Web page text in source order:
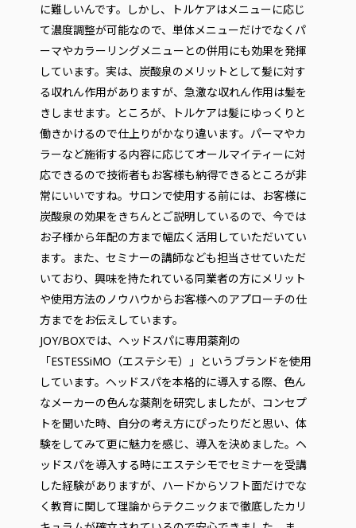
に難しいんです。しかし、トルケアはメニューに応じ
て濃度調整が可能なので、単体メニューだけでなくパ
ーマやカラーリングメニューとの併用にも効果を発揮
しています。実は、炭酸泉のメリットとして髪に対す
る収れん作用がありますが、急激な収れん作用は髪を
きしませます。ところが、トルケアは髪にゆっくりと
働きかけるので仕上りがかなり違います。パーマやカ
ラーなど施術する内容に応じてオールマイティーに対
応できるので技術者もお客様も納得できるところが非
常にいいですね。サロンで使用する前には、お客様に
炭酸泉の効果をきちんとご説明しているので、今では
お子様から年配の方まで幅広く活用していただいてい
ます。また、セミナーの講師なども担当させていただ
いており、興味を持たれている同業者の方にメリット
や使用方法のノウハウからお客様へのアプローチの仕
方までをお伝えしています。
JOY/BOXでは、ヘッドスパに専用薬剤の
「ESTESSiMO（エステシモ）」というブランドを使用
しています。ヘッドスパを本格的に導入する際、色ん
なメーカーの色んな薬剤を研究しましたが、コンセプ
トを聞いた時、自分の考え方にぴったりだと思い、体
験をしてみて更に魅力を感じ、導入を決めました。ヘ
ッドスパを導入する時にエステシモでセミナーを受講
した経験がありますが、ハードからソフト面だけでな
く教育に関して理論からテクニックまで徹底したカリ